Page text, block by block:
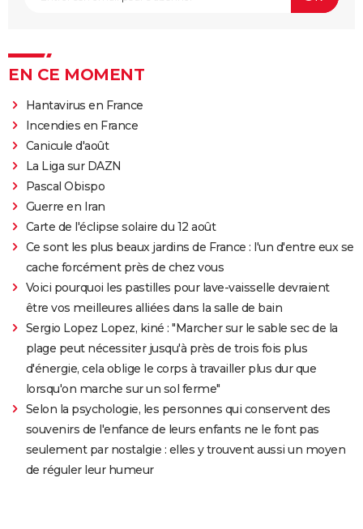
EN CE MOMENT
Hantavirus en France
Incendies en France
Canicule d'août
La Liga sur DAZN
Pascal Obispo
Guerre en Iran
Carte de l'éclipse solaire du 12 août
Ce sont les plus beaux jardins de France : l'un d'entre eux se
cache forcément près de chez vous
Voici pourquoi les pastilles pour lave-vaisselle devraient
être vos meilleures alliées dans la salle de bain
Sergio Lopez Lopez, kiné : "Marcher sur le sable sec de la
plage peut nécessiter jusqu'à près de trois fois plus
d'énergie, cela oblige le corps à travailler plus dur que
lorsqu'on marche sur un sol ferme"
Selon la psychologie, les personnes qui conservent des
souvenirs de l'enfance de leurs enfants ne le font pas
seulement par nostalgie : elles y trouvent aussi un moyen
de réguler leur humeur